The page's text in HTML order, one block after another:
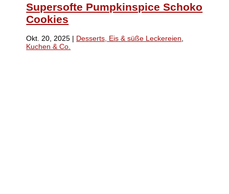
Supersofte Pumpkinspice Schoko
Cookies
Okt. 20, 2025 | Desserts, Eis & süße Leckereien
Kuchen & Co.